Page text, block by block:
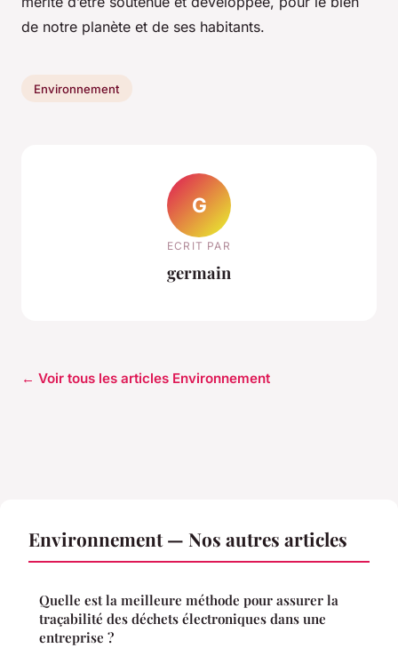
de notre planète et de ses habitants.
Environnement
G
ECRIT PAR
germain
← Voir tous les articles Environnement
Environnement — Nos autres articles
Quelle est la meilleure méthode pour assurer la
traçabilité des déchets électroniques dans une
entreprise ?